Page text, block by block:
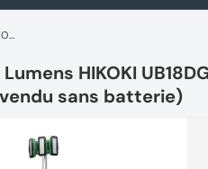
Lampe à trépied 18V 4000 Lumens HIKOKI UB18DGW4Z livrée avec adaptateur secteur (vendu sans batterie)
HIKOKI
sans batterie)